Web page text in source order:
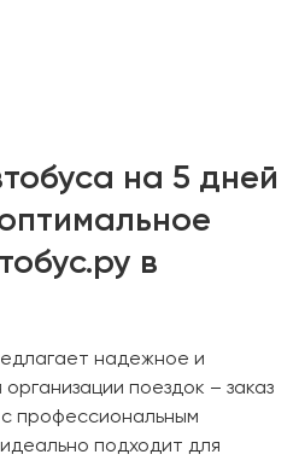
на 5 дней
в
надежное и
поездок – заказ
профессиональным
подходит для